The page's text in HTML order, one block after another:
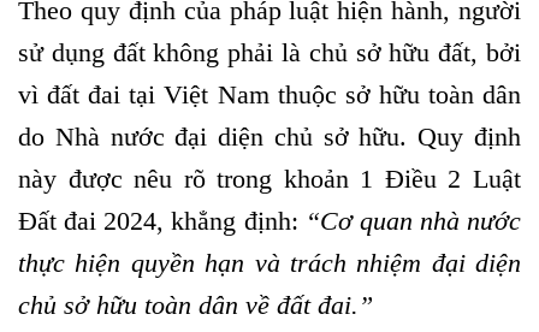
Theo quy định của pháp luật hiện hành, người
sử dụng đất không phải là chủ sở hữu đất, bởi
vì đất đai tại Việt Nam thuộc sở hữu toàn dân
do Nhà nước đại diện chủ sở hữu. Quy định
này được nêu rõ trong khoản 1 Điều 2 Luật
Đất đai 2024, khẳng định: “Cơ quan nhà nước
thực hiện quyền hạn và trách nhiệm đại diện
chủ sở hữu toàn dân về đất đai.”